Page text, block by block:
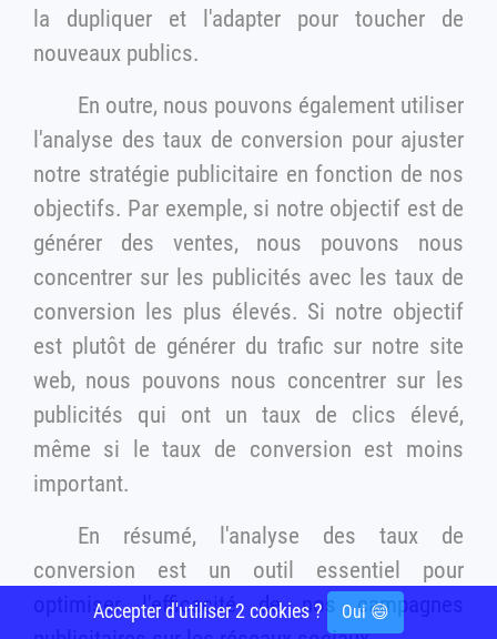
la dupliquer et l'adapter pour toucher de
nouveaux publics.
En outre, nous pouvons également utiliser
l'analyse des taux de conversion pour ajuster
notre stratégie publicitaire en fonction de nos
objectifs. Par exemple, si notre objectif est de
générer des ventes, nous pouvons nous
concentrer sur les publicités avec les taux de
conversion les plus élevés. Si notre objectif
est plutôt de générer du trafic sur notre site
web, nous pouvons nous concentrer sur les
publicités qui ont un taux de clics élevé,
même si le taux de conversion est moins
important.
En résumé, l'analyse des taux de
conversion est un outil essentiel pour
optimiser l'efficacité de nos campagnes
Accepter d'utiliser 2 cookies ? Oui 😄